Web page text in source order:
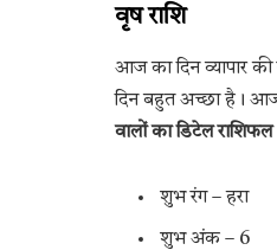
वृष राशि
आज का दिन व्यापार
दिन बहुत अच्छा है। आज
वालों का डिटेल राशिफल
शुभ रंग – हरा
शुभ अंक – 6